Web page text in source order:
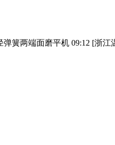
簧两端面磨平机 09:12 [浙